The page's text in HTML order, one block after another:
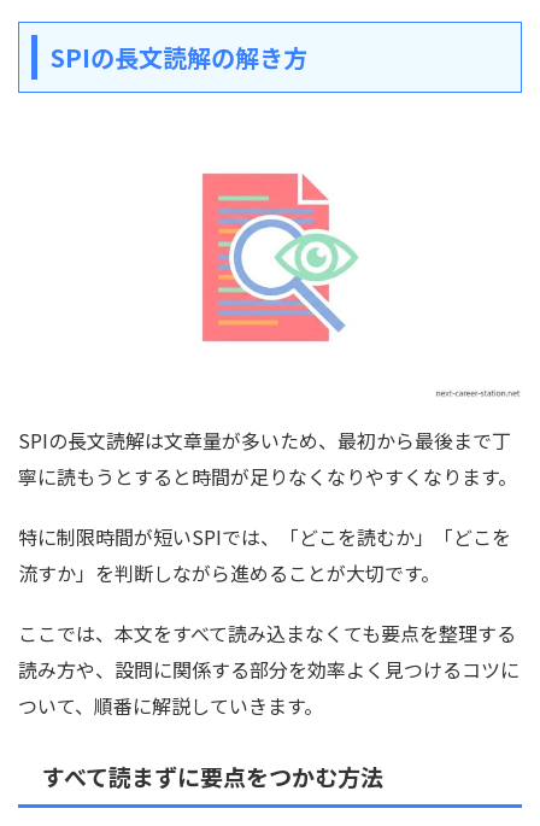
SPIの長文読解の解き方
SPIの長文読解は文章量が多いため、最初から最後まで丁
寧に読もうとすると時間が足りなくなりやすくなります。
特に制限時間が短いSPIでは、「どこを読むか」「どこを
流すか」を判断しながら進めることが大切です。
ここでは、本文をすべて読み込まなくても要点を整理する
読み方や、設問に関係する部分を効率よく見つけるコツに
ついて、順番に解説していきます。
すべて読まずに要点をつかむ方法